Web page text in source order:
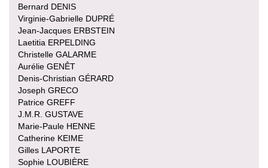
Bernard DENIS
Virginie-Gabrielle DUPRÉ
Jean-Jacques ERBSTEIN
Laetitia ERPELDING
Christelle GALARME
Aurélie GENÊT
Denis-Christian GÉRARD
Joseph GRECO
Patrice GREFF
J.M.R. GUSTAVE
Marie-Paule HENNE
Catherine KEIME
Gilles LAPORTE
Sophie LOUBIÈRE